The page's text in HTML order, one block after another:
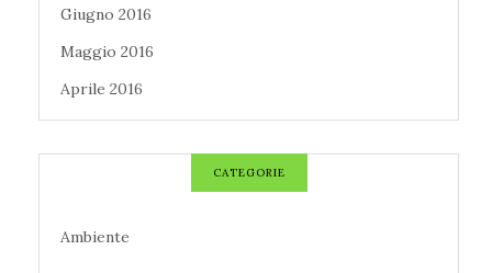
Giugno 2016
Maggio 2016
Aprile 2016
CATEGORIE
Ambiente